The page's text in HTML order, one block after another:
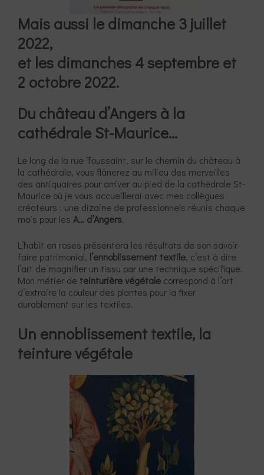
Mais aussi le dimanche 3 juillet
2022,
et les dimanches 4 septembre et
2 octobre 2022.
Du château d’Angers à la
cathédrale St-Maurice…
Le long de la rue Toussaint, sur le chemin du château à
la cathédrale, vous flânerez au milieu des merveilles
des antiquaires pour arriver au pied de la cathédrale St-
Maurice où je vous accueillerai avec mes collègues
créateurs : une dizaine de professionnels réunis chaque
mois pour les A… d’Angers.
L’habit en roses présentera les résultats de son savoir-
faire patrimonial, l’ennoblissement textile, c’est à dire
l’art de magnifier un tissu par une technique spécifique.
Mon métier de teinturière végétale correspond à l’art
d’extraire la couleur des plantes pour la fixer
durablement sur les textiles.
Un ennoblissement textile, la
teinture végétale